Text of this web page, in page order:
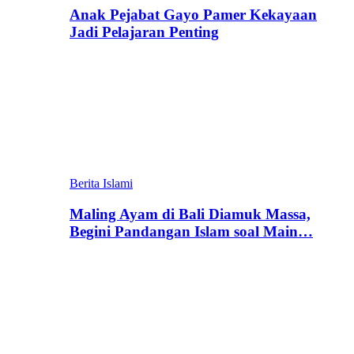
Anak Pejabat Gayo Pamer Kekayaan
Jadi Pelajaran Penting
Berita Islami
Maling Ayam di Bali Diamuk Massa,
Begini Pandangan Islam soal Main…